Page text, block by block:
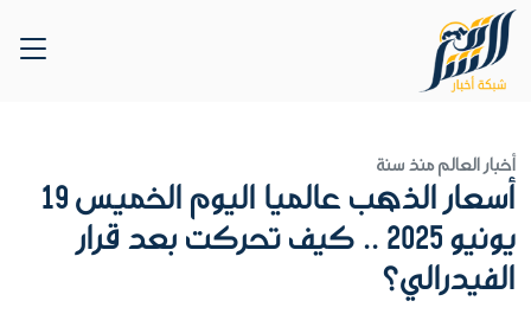
أخبار العالممنذ سنة
أسعار الذهب عالميا اليوم الخميس 19
يونيو 2025 .. كيف تحركت بعد قرار
الفيدرالي؟